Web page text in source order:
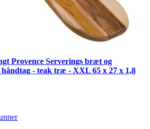
Provence Serverings bræt og
- teak træ - XXL 65 x 27 x 1,8